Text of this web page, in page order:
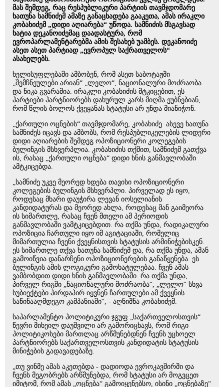
მას შემდეგ, რაც რესპუბლიკური პარტიის თავმჯდომარე
ხათუნა სამნიძემ ამაზე განაცხადება გააკეთა, ამას ირაკლი
კობახიძემ „დიდი აღიარება“ უწოდა. სამნიძის მსგავსად
ხატია დეკანოიძემაც დაადასტურა, რომ
ევროპარლამენტარებმა ამის შესახებ უამბეს. დეკანოიძე
ასეთ ასეთ პარტიად „ევროპულ საქრათველოს“
ასახელებს.
ხელისუფლებაში ამბობენ, რომ ასეთ საბოტაჟში
„შემჩნეულები არიან“ „ლელო“, ნაციონალური მოძრაობა
და ნიკა გვარამია. ირაკლი კობახიძის მტკიცებით, ეს
პარტიები პარტნიორებს დახურულ კარს მიღმა ეუბნებიან,
რომ წლის ბოლოს ქვეყანას სტატუსი არ უნდა მიანიჭონ.
„ქართული ოცნების“ თავმჯდომარე, კობახიძე ასევე ხათუნა
სამნიძეს იცავს და ამბობს, რომ რესპუბლიკელების ლიდერი
დიდი აღიარების შემდეგ ოპოზიციონერი კოლეგების
ბულინგის მსხვერპლია. კობახიძის თქმით, სამნიძემ გათქვა
ის, რასაც „ქართული ოცნება“ დიდი ხნის განმავლობაში
ამტკიცებდა.
„სამნიძე უკვე მეორედ ხდება თავისი ოპოზიციონერი
კოლეგების ბულინგის მსხვერპლი. პირველად ეს იყო,
როდესაც მხარი დაუჭირა ლევან იოსელიანის
კანდიდატურას და მეორედ ახლა, როდესაც მან გაიმეორა
ის სიმართლე, რასაც ჩვენ მთელი ამ პერიოდის
განმავლობაში ვამტკიცებდით. რა თქმა უნდა, რადიკალური
ოპოზიცია ჩართული იყო იმ აგიტაციაში, რომელიც
მიმართულია ჩვენი ქვეყნისთვის სტატუსის არმინიჭებისკენ.
ეს სიმართლე თქვა ხათუნა სამნიძემ და, რა თქმა უნდა, ამან
გამოიწვია დანარჩენი ოპოზიციონერების განაწყენება. ეს
ბულინგის ამის ლოგიკური გამოხატულებაა. ჩვენ ამას
ვამბობდით დიდი ხნის განმავლობაში. რა თქმა უნდა,
პირველ რიგში „ნაციონალური მოძრაობა“, „ლელო“ სხვა
სუბიექტები პირდაპირ იყვნენ ჩართულები ამ ქვეყნის
საწინააღმდეგო კამპანიაში“, - აღნიშნა კობახიძემ.
საპარლამენტო პოლიტიკური ჯგუფ „საქართველოსთვის“
წევრი მიხეილ დაუშვილი არ გამორიცხავს, რომ რიგი
პოლიტიკოსები მართლაც არწმუნებდნენ ჩვენს უცხოელ
პარტნიორებს საქართველოსთვის კანდიდატის სტატუსის
მინიჭების გადავადებაზე.
„თუ ვინმე ამას აკეთებდა - დადიოდა ევროკავშირში და
ჩვენს მეგობრებს არწმუნებდა, რომ სტატუსი არ მოგვცეთ
იმიტომ, რომ ამას „ოცნება“ გამოიყენებსო, ისინი „ოცნებაზე“